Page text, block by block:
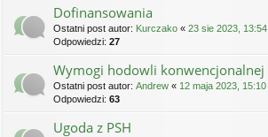
Dofinansowania
Ostatni post autor: Kurczako « 23 sie 2023, 13:54
Odpowiedzi: 27
Wymogi hodowli konwencjonalnej
Ostatni post autor: Andrew « 12 maja 2023, 15:10
Odpowiedzi: 63
Ugoda z PSH